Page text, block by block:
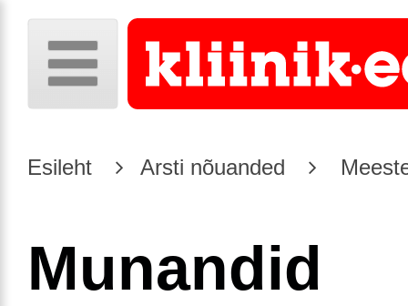
Esileht Arsti nõuanded
Munandid